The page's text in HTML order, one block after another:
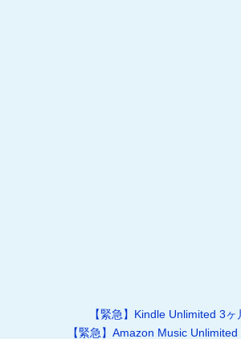
【緊急】Kindle Unlimited 3ヶ
【緊急】Amazon Music